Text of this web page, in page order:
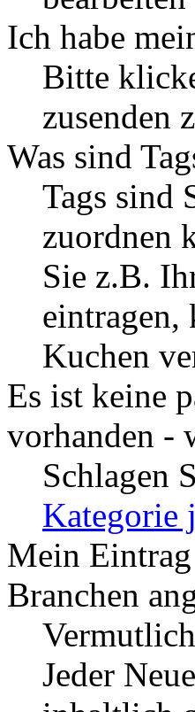
Ich habe
Bitte
zusenden
Was sind
Tags sind
zuordnen
Sie z.B.
eintragen,
Kuchen
Es ist keine
vorhanden -
Schlagen
Kategorie
Mein
Branchen
Jeder